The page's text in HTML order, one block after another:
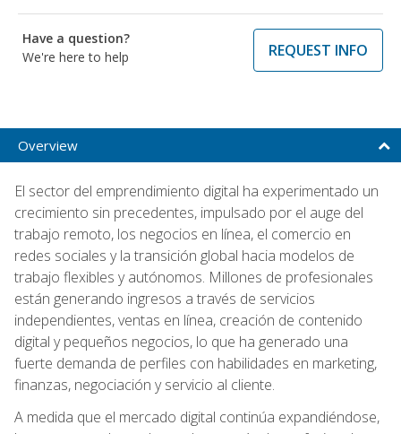
Have a question?
We're here to help
REQUEST INFO
Overview
El sector del emprendimiento digital ha experimentado un
crecimiento sin precedentes, impulsado por el auge del
trabajo remoto, los negocios en línea, el comercio en
redes sociales y la transición global hacia modelos de
trabajo flexibles y autónomos. Millones de profesionales
están generando ingresos a través de servicios
independientes, ventas en línea, creación de contenido
digital y pequeños negocios, lo que ha generado una
fuerte demanda de perfiles con habilidades en marketing,
finanzas, negociación y servicio al cliente.
A medida que el mercado digital continúa expandiéndose,